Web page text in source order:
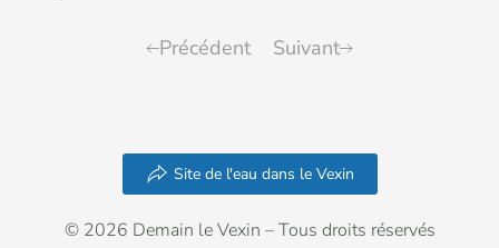
Précédent Suivant
Site de l'eau dans le Vexin
© 2026 Demain le Vexin – Tous droits réservés